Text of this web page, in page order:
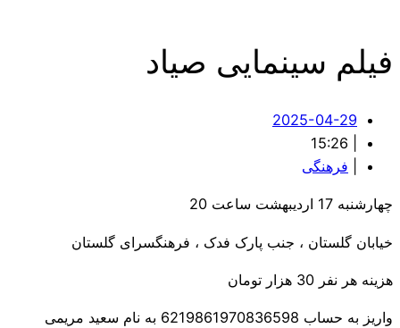
فیلم سینمایی صیاد
2025-04-29
15:26
فرهنگی
چهارشنبه 17 اردیبهشت ساعت 20
خیابان گلستان ، جنب پارک فدک ، فرهنگسرای گلستان
هزینه هر نفر 30 هزار تومان
واریز به حساب 6219861970836598 به نام سعید مریمی